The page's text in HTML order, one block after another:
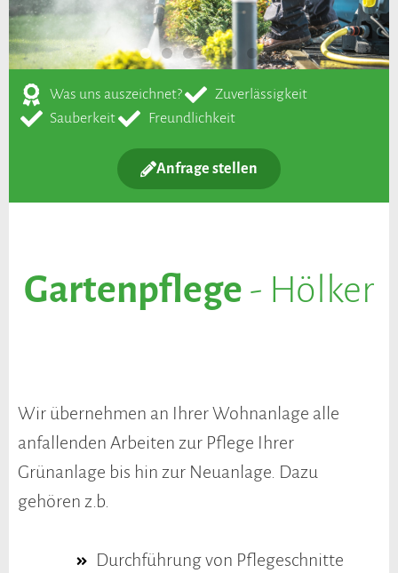
Was uns auszeichnet?
Zuverlässigkeit
Sauberkeit
Freundlichkeit
Anfrage stellen
Gartenpflege - Hölker
Wir übernehmen an Ihrer Wohnanlage alle
anfallenden Arbeiten zur Pflege Ihrer
Grünanlage bis hin zur Neuanlage. Dazu
gehören z.b.
Durchführung von Pflegeschnitte